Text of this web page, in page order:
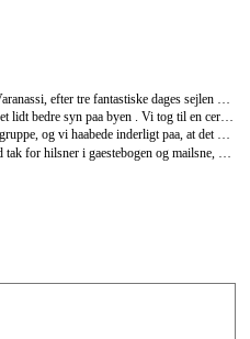
Vi er nu ankommet til indiens helligste by Varanassi, efter tre fantastiske dages sejlen paa Ganges floden . Vi moedtes med vores gruppe for de naeste 15 dage i Delhi og tog dagen efter et overnight train til Mirzapur, hvor de smaa baade laa klar til vores ankomst. Baadene var utroligt primitive, naermest store kanoer med et stykke stof over, for at faa lidt skygge . Her laa vi ellers og noed udsigten llivet i indien fra soesiden og om aftenen overnattede vi paa smaa ubeboede oeer i telte. Ganges floden er indiens storste, og utrolig hellig for hinduerne. Selvom floden er moeg beskidt, lever der baade fisk, delfiner, vandboefler og krokodiller i den! Derudover bruges floden til stort set alt - de baade drikker af vandet og vasker sig i det, selvom den er fyldt med lig, da den for dem jo er hellig . Vi var dog ikke saa (u)heldige at moede et :)
Vores sidste aften i Haridwar, gav os ellers et lidt bedre syn paa byen . Vi tog til en ceremoni ved floden, og det var en fantastisk oplevelse . Tusindvis af mennesker samledes ved floden ved solnedgang og satte maa kurve med bloster og levende lys ud i vandet - virkelig et smukt syn ! Alle var glade, og som saa mange andre steder i Indien var de lokale ivrige efter at moede os og ryste vores haand. I Haridwar foelte vi dog os helt som beroemte, daa folk begyndte at stille sig i koe for at faa taget et billede med os, og vi maatte til sidste sige nej og flygte derfra, da det bare blev alt for meget ! Virkelig en sjov oplevelse. Da vi tog tilbage til Delhi dagen efter, fandt vi det skoenneste hotel til ingen penge, som laa placeret i det rene backpacker mekka midt i Delhi. Vi brugte dagene paa hyggelige, billige restauranter og paa shopping rundt i bazaarerne i omraadet, som var det hyggeligste omraade vi endnu har vaeret i !
Soendag aften skulle vi moedes med vores gruppe, og vi haabede inderligt paa, at det var nogle soede mennesker vi skulle tilbringe de naeste 15 dage med. Og heldige var vi - gruppen bestaar af 4 engelske piger, en tysk pige og tre fyre fra autralien, alle mellem20 og 27 aar. Vi har haft de hyggeligste dage paa baadene og bruger det meste af tiden sammen. Dog er det ved at vaere lidt haardt at skulle tale engelsk med 8, som alle har engelsk som deres modersmaal, men det gaar fint indtil videre ..